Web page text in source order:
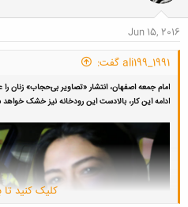
Jun 15, 2016
ali199_1991 گفت:
امام جمعه اصفهان، انتشار «تصاویر بی‌حجاب»
ادامه این کار، بالادست این رودخانه نیز خشک
کلیک کنید تا